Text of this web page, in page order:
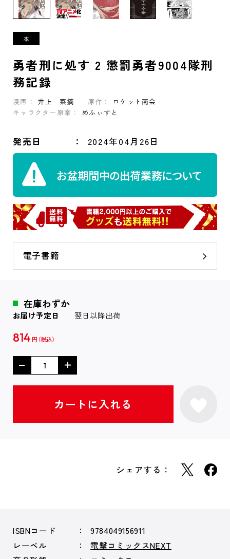
勇者刑に処す 2 懲罰勇者9004隊刑
務記録
漫画： 井上 菜摘 原作：
ロケット商会
キャラクター原案：
めふぃすと
発売日 2024年04月26日
電子書籍
在庫わずか
お届け予定日 翌日以降出荷
814 円
シェアする：
ISBNコード
9784049156911
レーベル
電撃コミックスNEXT